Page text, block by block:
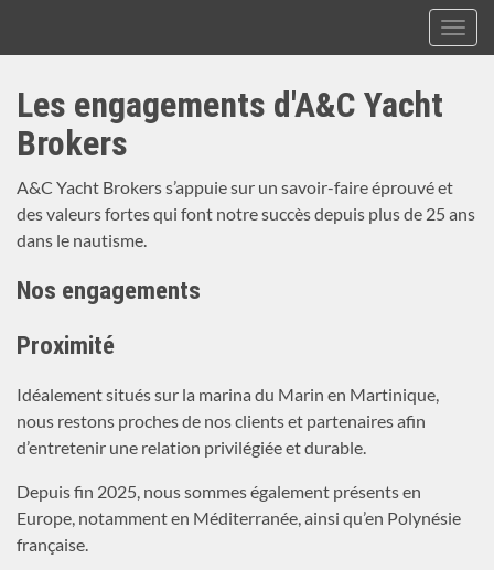
contenu
principal
Yacht
Brokers
Les engagements d'A&C Yacht
Brokers
A&C Yacht Brokers s’appuie sur un savoir-faire éprouvé et
des valeurs fortes qui font notre succès depuis plus de 25 ans
dans le nautisme.
Nos engagements
Proximité
Idéalement situés sur la marina du Marin en Martinique,
nous restons proches de nos clients et partenaires afin
d’entretenir une relation privilégiée et durable.
Depuis fin 2025, nous sommes également présents en
Europe, notamment en Méditerranée, ainsi qu’en Polynésie
française.